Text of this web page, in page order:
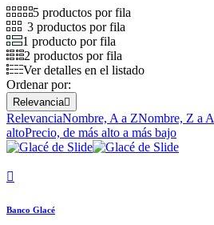
5 productos por fila
3 productos por fila
1 producto por fila
2 productos por fila
Ver detalles en el listado
Ordenar por:
Relevancia
RelevanciaNombre, A a ZNombre, Z a A
altoPrecio, de más alto a más bajo

Banco Glacé